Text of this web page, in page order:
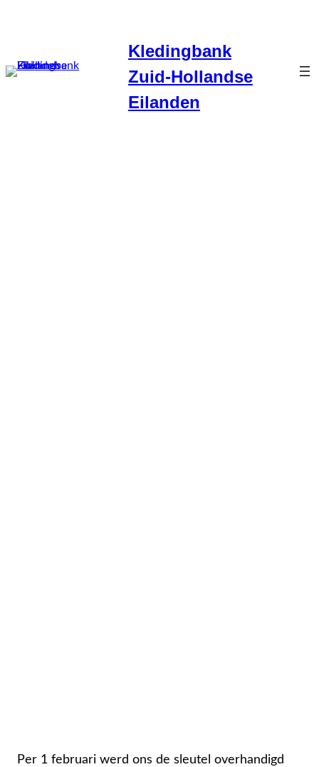
inhoud
Kledingbank
Zuid-Hollandse
Eilanden
Per 1 februari werd ons de sleutel overhandigd